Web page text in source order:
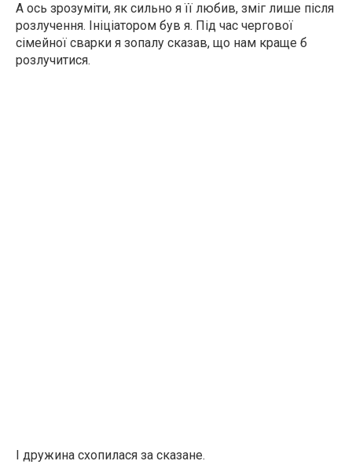
А ось зрозуміти, як сильно я її любив, зміг лише після
розлучення. Ініціатором був я. Під час чергової
сімейної сварки я зопалу сказав, що нам краще б
розлучитися.
І дружина схопилася за сказане.